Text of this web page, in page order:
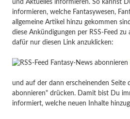
und Aktuelles informieren. So kannst
informieren, welche Fantasywesen,
allgemeine Artikel hinzu gekommen
diese Ankündigungen per RSS-Feed
dafür nur diesen Link anzuklicken:
und auf der dann erscheinenden Seite
abonnieren" drücken. Damit bist Du
informiert, welche neuen Inhalte